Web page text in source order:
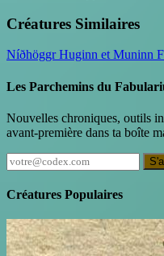
Créatures Similaires
NíðhöggrHuginn et Muninn
Les Parchemins du
Nouvelles chroniques, outils
avant-première dans ta boîte
Créatures Populaires